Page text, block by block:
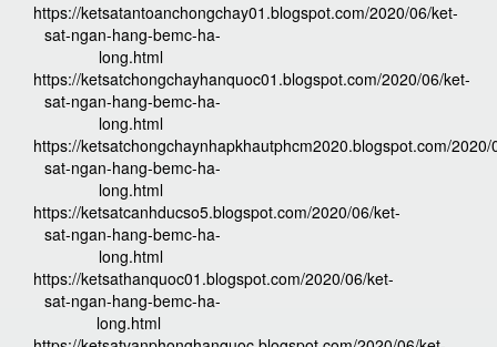
https://ketsatantoanchongchay01.blogspot.com/2020/06/ket-
sat-ngan-hang-bemc-ha-
long.html
https://ketsatchongchayhanquoc01.blogspot.com/2020/06/ket-
sat-ngan-hang-bemc-ha-
long.html
https://ketsatchongchaynhapkhautphcm2020.blogspot.com/2020/
sat-ngan-hang-bemc-ha-
long.html
https://ketsatcanhducso5.blogspot.com/2020/06/ket-
sat-ngan-hang-bemc-ha-
long.html
https://ketsathanquoc01.blogspot.com/2020/06/ket-
sat-ngan-hang-bemc-ha-
long.html